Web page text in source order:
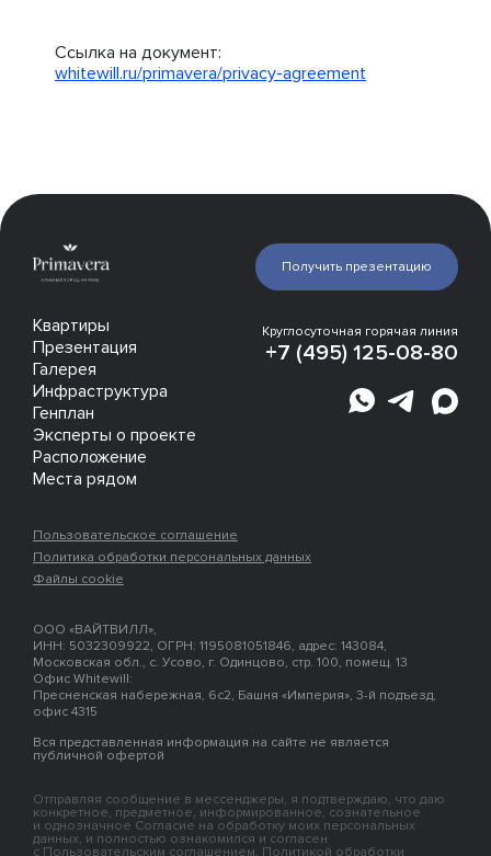
Ссылка на документ:
whitewill.ru/primavera/privacy-agreement
Квартиры
Презентация
Галерея
Инфраструктура
Генплан
Эксперты о проекте
Расположение
Места рядом
Круглосуточная горячая линия
+7 (495) 125-08-80
Получить презентацию
Пользовательское соглашение
Политика обработки персональных данных
Файлы cookie
ООО «ВАЙТВИЛЛ»,
ИНН: 5032309922, ОГРН: 1195081051846, адрес: 143084,
Московская обл., с. Усово, г. Одинцово, стр. 100, помещ. 13
Офис Whitewill:
Пресненская набережная, 6с2, Башня «Империя», 3-й подъезд,
офис 4315
Вся представленная информация на сайте не является
публичной офертой
Отправляя сообщение в мессенджеры, я подтверждаю, что даю
конкретное, предметное, информированное, сознательное
и однозначное Согласие на обработку моих персональных
данных, и полностью ознакомился и согласен
с Пользовательским соглашением, Политикой обработки